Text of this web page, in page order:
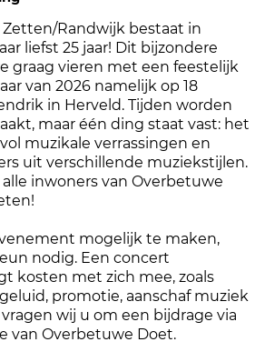
Zetten/Randwijk bestaat in
liefst 25 jaar! Dit bijzondere
graag vieren met een feestelijk
van 2026 namelijk op 18
in Herveld. Tijden worden
maar één ding staat vast: het
muzikale verrassingen en
uit verschillende muziekstijlen.
inwoners van Overbetuwe
mogelijk te maken,
nodig. Een concert
kosten met zich mee, zoals
promotie, aanschaf muziek
wij u om een bijdrage via
van Overbetuwe Doet.